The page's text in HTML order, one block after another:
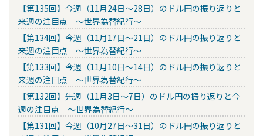
【第135回】今週（11月24日～28日）のドル円の振り返りと
来週の注目点 ～世界為替紀行～
【第134回】今週（11月17日～21日）のドル円の振り返りと
来週の注目点 ～世界為替紀行～
【第133回】今週（11月10日～14日）のドル円の振り返りと
来週の注目点 ～世界為替紀行～
【第132回】先週（11月3日～7日）のドル円の振り返りと今
週の注目点 ～世界為替紀行～
【第131回】今週（10月27日～31日）のドル円の振り返りと